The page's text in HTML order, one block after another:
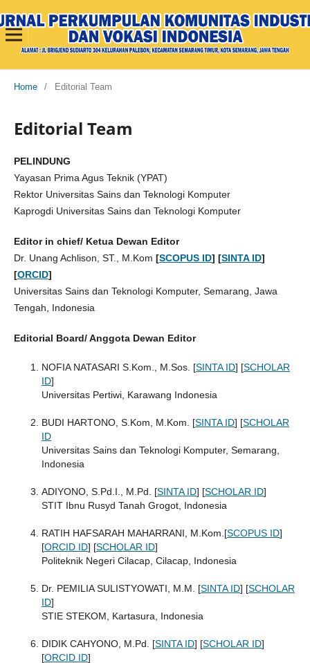
Home / Editorial Team
Editorial Team
PELINDUNG
Yayasan Prima Agus Teknik (YPAT)
Rektor Universitas Sains dan Teknologi Komputer
Kaprogdi Universitas Sains dan Teknologi Komputer
Editor in chief/ Ketua Dewan Editor
Dr. Unang Achlison, ST., M.Kom [SCOPUS ID] [SINTA ID]
[ORCID]
Universitas Sains dan Teknologi Komputer, Semarang, Jawa
Tengah, Indonesia
Editorial Board/ Anggota Dewan Editor
NOFIA NATASARI S.Kom., M.Sos. [SINTA ID] [SCHOLAR
ID]
Universitas Pertiwi, Karawang Indonesia
BUDI HARTONO, S.Kom, M.Kom. [SINTA ID] [SCHOLAR
ID
Universitas Sains dan Teknologi Komputer, Semarang,
Indonesia
ADIYONO, S.Pd.I., M.Pd. [SINTA ID] [SCHOLAR ID]
STIT Ibnu Rusyd Tanah Grogot, Indonesia
RATIH HAFSARAH MAHARRANI, M.Kom.[SCOPUS ID]
[ORCID ID] [SCHOLAR ID]
Politeknik Negeri Cilacap, Cilacap, Indonesia
Dr. PEMILIA SULISTYOWATI, M.M. [SINTA ID] [SCHOLAR
ID]
STIE STEKOM, Kartasura, Indonesia
DIDIK CAHYONO, M.Pd. [SINTA ID] [SCHOLAR ID]
[ORCID ID]